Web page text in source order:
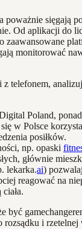
poważnie sięgają
Od aplikacji do
zaawansowane
monitorować
Poland,
w Polsce
posiłków.
np. opaski
głównie
lekarka.ai)
reagować na
być
rozsądku i rzetelnej